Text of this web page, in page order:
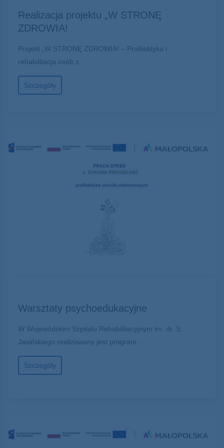
Realizacja projektu „W STRONĘ
ZDROWIA!
Projekt „W STRONĘ ZDROWIA! – Profilaktyka i
rehabilitacja osób z...
Szczegóły
Warsztaty psychoedukacyjne
W Wojewódzkim Szpitalu Rehabilitacyjnym im. dr. S.
Jasińskiego realizowany jest program...
Szczegóły